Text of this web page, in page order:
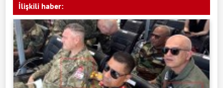
İlişkili haber: